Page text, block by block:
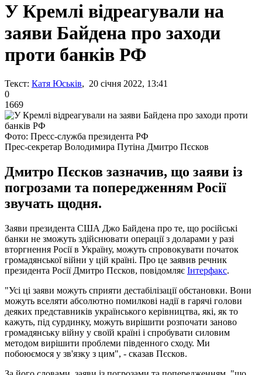
У Кремлі відреагували на
заяви Байдена про заходи
проти банків РФ
Текст: Катя Юськів, 20 січня 2022, 13:41
0
1669
Фото: Пресс-служба президента РФ
Прес-секретар Володимира Путіна Дмитро Пєсков
Дмитро Пєсков зазначив, що заяви із
погрозами та попередженням Росії
звучать щодня.
Заяви президента США Джо Байдена про те, що російські
банки не зможуть здійснювати операції з доларами у разі
вторгнення Росії в Україну, можуть спровокувати початок
громадянської війни у ​​цій країні. Про це заявив речник
президента Росії Дмитро Пєсков, повідомляє Інтерфакс.
"Усі ці заяви можуть сприяти дестабілізації обстановки. Вони
можуть вселяти абсолютно помилкові надії в гарячі голови
деяких представників українського керівництва, які, як то
кажуть, під сурдинку, можуть вирішити розпочати заново
громадянську війну у своїй країні і спробувати силовим
методом вирішити проблеми південного сходу. Ми
побоюємося у зв'язку з цим", - сказав Пєсков.